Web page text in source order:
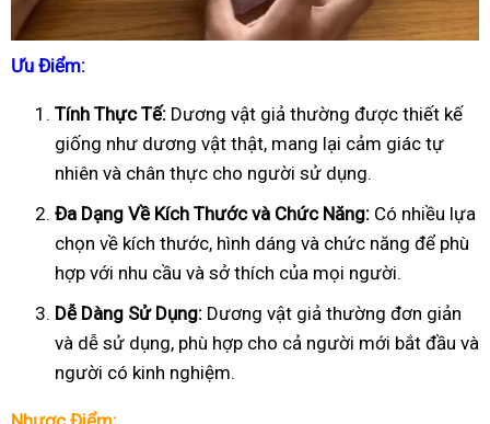
Ưu Điểm:
Tính Thực Tế: Dương vật giả thường được thiết kế
giống như dương vật thật, mang lại cảm giác tự
nhiên và chân thực cho người sử dụng.
Đa Dạng Về Kích Thước và Chức Năng: Có nhiều lựa
chọn về kích thước, hình dáng và chức năng để phù
hợp với nhu cầu và sở thích của mọi người.
Dễ Dàng Sử Dụng: Dương vật giả thường đơn giản
và dễ sử dụng, phù hợp cho cả người mới bắt đầu và
người có kinh nghiệm.